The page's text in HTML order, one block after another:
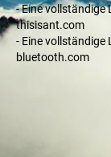
- Eine vollständige
thisisant.com
- Eine vollständige
bluetooth.com